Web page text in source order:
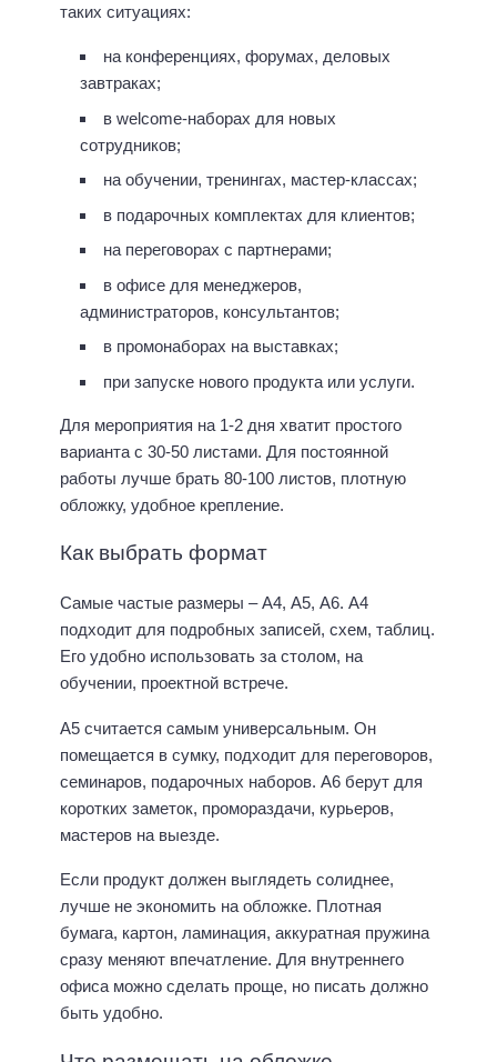
таких ситуациях:
на конференциях, форумах, деловых
завтраках;
в welcome-наборах для новых
сотрудников;
на обучении, тренингах, мастер-классах;
в подарочных комплектах для клиентов;
на переговорах с партнерами;
в офисе для менеджеров,
администраторов, консультантов;
в промонаборах на выставках;
при запуске нового продукта или услуги.
Для мероприятия на 1-2 дня хватит простого
варианта с 30-50 листами. Для постоянной
работы лучше брать 80-100 листов, плотную
обложку, удобное крепление.
Как выбрать формат
Самые частые размеры – А4, А5, А6. А4
подходит для подробных записей, схем, таблиц.
Его удобно использовать за столом, на
обучении, проектной встрече.
А5 считается самым универсальным. Он
помещается в сумку, подходит для переговоров,
семинаров, подарочных наборов. А6 берут для
коротких заметок, промораздачи, курьеров,
мастеров на выезде.
Если продукт должен выглядеть солиднее,
лучше не экономить на обложке. Плотная
бумага, картон, ламинация, аккуратная пружина
сразу меняют впечатление. Для внутреннего
офиса можно сделать проще, но писать должно
быть удобно.